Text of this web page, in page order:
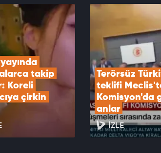
Beşikçioğlu açıklaması:
neyini savunayım!
takip
Koreli
çirkin
Terörsüz
teklifi
Komisyon'da
anlar
İZLE